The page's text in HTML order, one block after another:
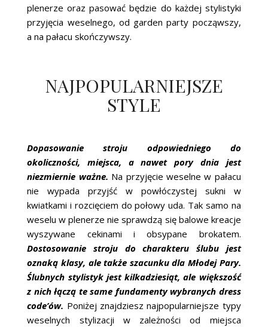
plenerze oraz pasować będzie do każdej stylistyki
przyjęcia weselnego, od garden party począwszy,
a na pałacu skończywszy.
NAJPOPULARNIEJSZE
STYLE
Dopasowanie stroju odpowiedniego do
okoliczności, miejsca, a nawet pory dnia jest
niezmiernie ważne. Na przyjęcie weselne w pałacu
nie wypada przyjść w powłóczystej sukni w
kwiatkami i rozcięciem do połowy uda. Tak samo na
weselu w plenerze nie sprawdzą się balowe kreacje
wyszywane cekinami i obsypane brokatem.
Dostosowanie stroju do charakteru ślubu jest
oznaką klasy, ale także szacunku dla Młodej Pary.
Ślubnych stylistyk jest kilkadziesiąt, ale większość
z nich łączą te same fundamenty wybranych dress
code’ów. Poniżej znajdziesz najpopularniejsze typy
weselnych stylizacji w zależności od miejsca